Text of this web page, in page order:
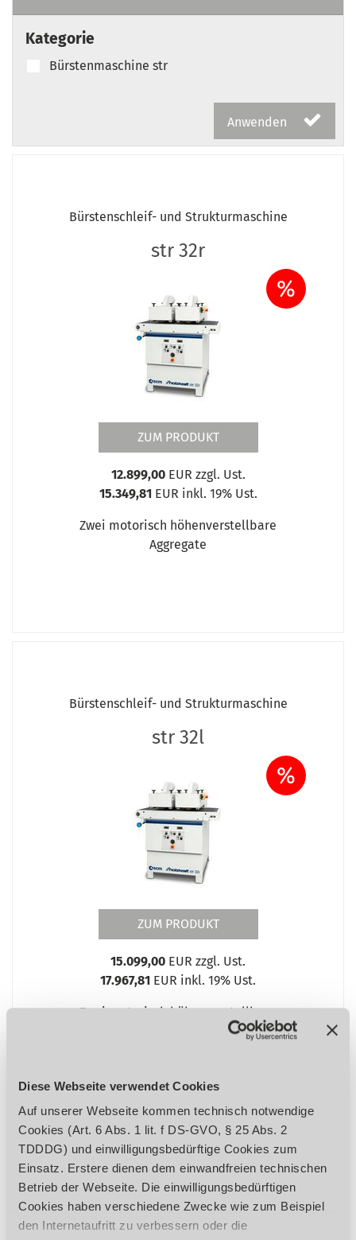
Diese Webseite verwendet Cookies
Auf unserer Webseite kommen technisch notwendige
Cookies (Art. 6 Abs. 1 lit. f DS-GVO, § 25 Abs. 2
TDDDG) und einwilligungsbedürftige Cookies zum
Einsatz. Erstere dienen dem einwandfreien technischen
Betrieb der Webseite. Die einwilligungsbedürftigen
Cookies haben verschiedene Zwecke wie zum Beispiel
den Internetaufritt zu verbessern oder die
Kategorie
Bürstenmaschine str
Anwenden
Bürstenschleif- und Strukturmaschine
str 32r
%
ZUM PRODUKT
12.899,00EUR zzgl. Ust.
15.349,81 EUR inkl. 19% Ust.
Zwei motorisch höhenverstellbare
Aggregate
Bürstenschleif- und Strukturmaschine
str 32l
%
ZUM PRODUKT
15.099,00 EUR zzgl. Ust.
17.967,81 EUR inkl. 19% Ust.
Zwei motorisch höhenverstellbare
Bürstenschleif- und Strukturmaschine
str 62r